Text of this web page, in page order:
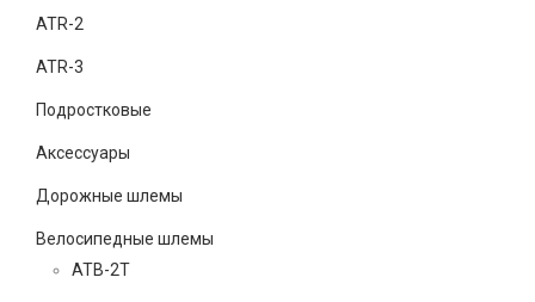
ATR-2
ATR-3
Подростковые
Аксессуары
Дорожные шлемы
Велосипедные шлемы
ATB-2T